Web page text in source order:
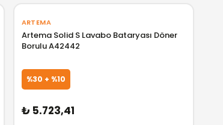
ARTEMA
Artema Solid S Lavabo Bataryası Döner
Borulu A42442
%30 + %10
₺ 5.723,41